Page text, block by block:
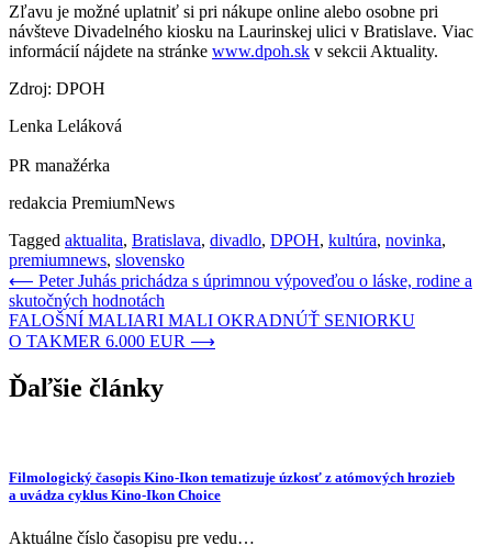
Zľavu je možné uplatniť si pri nákupe online alebo osobne pri
návšteve Divadelného kiosku na Laurinskej ulici v Bratislave. Viac
informácií nájdete na stránke www.dpoh.sk v sekcii Aktuality.
Zdroj: DPOH
Lenka Leláková
PR manažérka
redakcia PremiumNews
Tagged aktualita, Bratislava, divadlo, DPOH, kultúra, novinka,
premiumnews, slovensko
Navigácia
v
článku
⟵ Peter Juhás prichádza s úprimnou výpoveďou o láske, rodine a
skutočných hodnotách
FALOŠNÍ MALIARI MALI OKRADNÚŤ SENIORKU
O TAKMER 6.000 EUR ⟶
Ďaľšie články
Filmologický časopis Kino-Ikon tematizuje úzkosť z atómových hrozieb
a uvádza cyklus Kino-Ikon Choice
Aktuálne číslo časopisu pre vedu…